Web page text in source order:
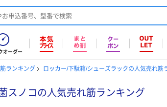
オーダー
ランキング ロッカー/下駄箱/シューズラックの人気売れ筋
スノコの人気売れ筋ランキング